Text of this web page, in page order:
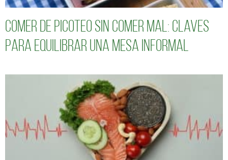
Comer de picoteo sin comer mal: claves
para equilibrar una mesa informal